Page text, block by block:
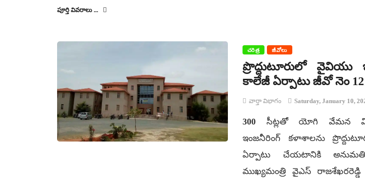
పూర్తి వివరాలు ...
చరిత్ర జీవోలు
ప్రొద్దుటూరులో వైవియు
కాలేజీ ఏర్పాటు జీవో నెం
వార్తా విభాగం Saturday, January 10,
300 సీట్లతో యోగి వేమన
ఇంజనీరింగ్ కళాశాలను
ఏర్పాటు చేయటానికి
ముఖ్యమంత్రి వైఎస్ రాజశేఖరరెడ్డి